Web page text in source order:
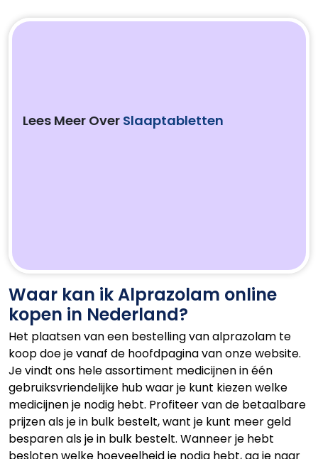
Lees Meer Over Slaaptabletten
Waar kan ik Alprazolam online
kopen in Nederland?
Het plaatsen van een bestelling van alprazolam te
koop doe je vanaf de hoofdpagina van onze website.
Je vindt ons hele assortiment medicijnen in één
gebruiksvriendelijke hub waar je kunt kiezen welke
medicijnen je nodig hebt. Profiteer van de betaalbare
prijzen als je in bulk bestelt, want je kunt meer geld
besparen als je in bulk bestelt. Wanneer je hebt